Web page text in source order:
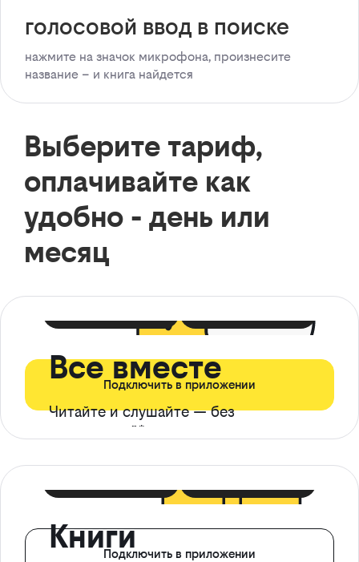
голосовой ввод в поиске
нажмите на значок микрофона, произнесите
название – и книга найдется
Выберите тариф,
оплачивайте как
удобно - день или
месяц
Все вместе
Читайте и слушайте — без
ограничений*
Подключить в приложении
КнигиПодключить в приложении